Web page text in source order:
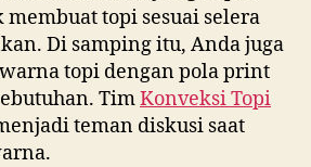
topi sesuai selera
Di samping itu, Anda juga
topi dengan pola print
TimKonveksi Topi
teman diskusi saat